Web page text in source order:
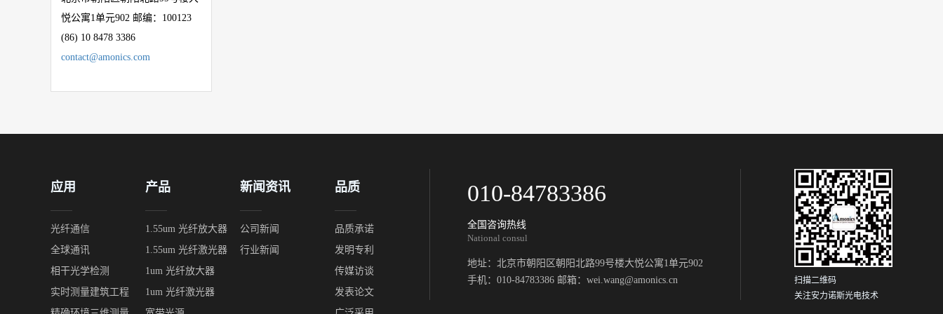
悦公寓1单元902 邮编： 100123
(86) 10 8478 3386
contact@amonics.com
应用
光纤通信
全球通讯
相干光学检测
实时测量建筑工程
产品
1.55um 光纤放大器
1.55um 光纤激光器
1um 光纤放大器
1um 光纤激光器
新闻资讯
公司新闻
行业新闻
品质
品质承诺
发明专利
传媒访谈
发表论文
010-84783386
全国咨询热线
National consul
地址：北京市朝阳区朝阳北路99号楼大悦公寓1单元902
手机：010-84783386 邮箱：wei.wang@amonics.cn
扫描二维码
关注安力诺斯光电技术